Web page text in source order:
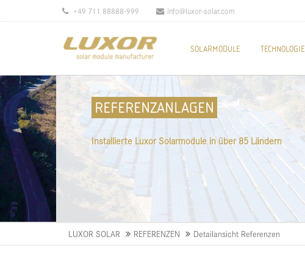
+49 711 88888-999 info@luxor-solar.com
SOLARMODULE TECHNOLOGIE
REFERENZANLAGEN
Installierte Luxor Solarmodule in über 85 Ländern
LUXOR SOLAR REFERENZEN Detailansicht Referenzen